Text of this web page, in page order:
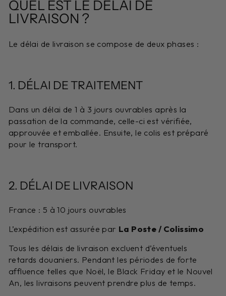
QUEL EST LE DÉLAI DE
LIVRAISON ?
Le délai de livraison se compose de deux phases :
1. DÉLAI DE TRAITEMENT
Dans un délai de 1 à 3 jours ouvrables après la
passation de la commande, celle-ci est vérifiée,
approuvée et emballée. Ensuite, le colis est préparé
pour le transport.
2. DÉLAI DE LIVRAISON
France : 5 à 10 jours ouvrables
L’expédition est assurée par La Poste / Colissimo
Tous les délais de livraison excluent d’éventuels
retards douaniers. Pendant les périodes de forte
affluence telles que Noël, le Black Friday et le Nouvel
An, les livraisons peuvent prendre plus de temps.